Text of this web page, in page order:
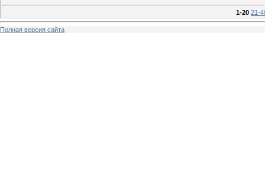
1-20 21-
Полная версия сайта